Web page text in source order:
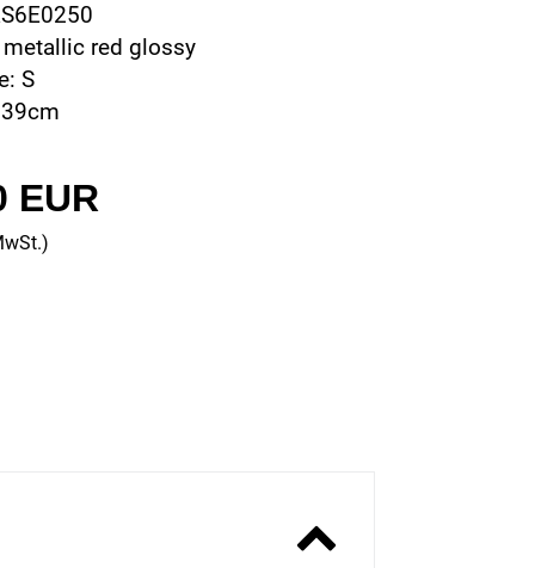
red glossy
S
EUR